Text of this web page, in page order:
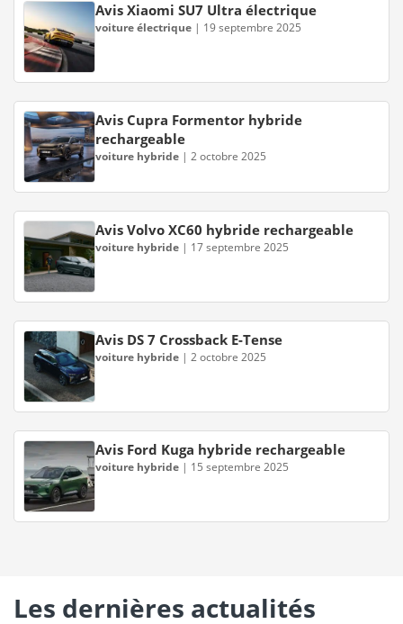
Avis Xiaomi SU7 Ultra électrique
voiture électrique | 19 septembre 2025
Avis Cupra Formentor hybride
rechargeable
voiture hybride | 2 octobre 2025
Avis Volvo XC60 hybride rechargeable
voiture hybride | 17 septembre 2025
Avis DS 7 Crossback E-Tense
voiture hybride | 2 octobre 2025
Avis Ford Kuga hybride rechargeable
voiture hybride | 15 septembre 2025
Les dernières actualités